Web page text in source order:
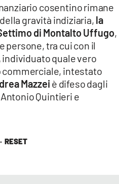
RESET
cosentino rimane
gravità indiziaria, la
di Montalto Uffugo,
persone, tra cui con il
individuato quale vero
commerciale, intestato
Mazzei è difeso dagli
Quintieri e